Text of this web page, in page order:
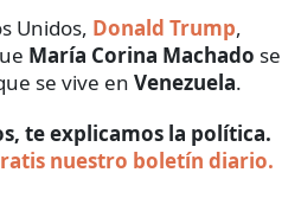
Unidos, Donald Trump,
María Corina Machado se
se vive en Venezuela.
te explicamos la política.
nuestro boletín diario.